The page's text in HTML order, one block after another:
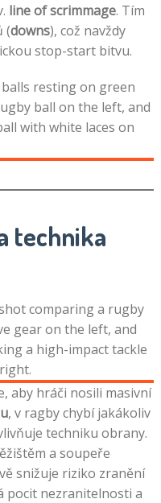
line of scrimmage. Tím
(downs), což navždy
stop-start bitvu.
technika
aby hráči nosili masivní
, v ragby chybí jakákoliv
techniku obrany.
a soupeře
snižuje riziko zranění
pocit nezranitelnosti a